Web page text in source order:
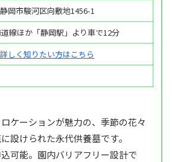
岡市駿河区向敷地1456-1
線ほか「静岡駅」より車で12分
しく知りたい方はこちら
ケーションが魅力の、季節の花々
設けられた永代供養墓です。
可能。園内バリアフリー設計で